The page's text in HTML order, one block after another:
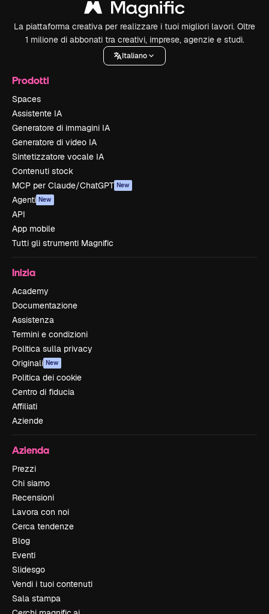
La piattaforma creativa per realizzare i tuoi migliori lavori. Oltre
1 milione di abbonati tra creativi, imprese, agenzie e studi.
Italiano
Prodotti
Spaces
Assistente IA
Generatore di immagini IA
Generatore di video IA
Sintetizzatore vocale IA
Contenuti stock
MCP per Claude/ChatGPT New
Agenti New
API
App mobile
Tutti gli strumenti Magnific
Inizia
Academy
Documentazione
Assistenza
Termini e condizioni
Politica sulla privacy
Originali New
Politica dei cookie
Centro di fiducia
Affiliati
Aziende
Azienda
Prezzi
Chi siamo
Recensioni
Lavora con noi
Cerca tendenze
Blog
Eventi
Slidesgo
Vendi i tuoi contenuti
Sala stampa